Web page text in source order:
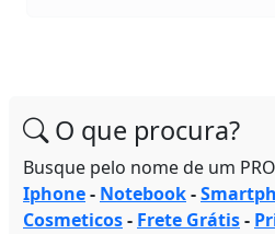
O que procura?
Busque pelo nome de um
Iphone- Notebook-
Cosmeticos- Frete Grátis-